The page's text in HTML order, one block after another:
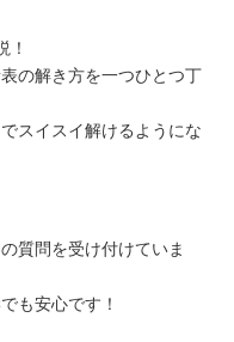
！
の解き方を一つひとつ丁
スイスイ解けるようにな
質問を受け付けていま
も安心です！